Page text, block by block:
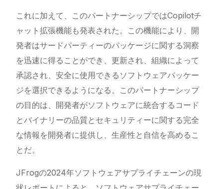
これに加えて、このパートナーシップではCopilotチ
ャット拡張機能も発表された。この機能により、開
発者はサードパーティーのパッケージに関する洞察
を迅速に得ることができ、更新され、組織によって
承認され、安全に使用できるソフトウェアパッケー
ジを選択できるようになる。このパートナーシップ
の目的は、開発者がソフトウェアに統合するコード
とバイナリーの品質とセキュリティーに関する完全
な情報を開発者に提供し、生産性と自信を高めるこ
とだ。
JFrogの2024年ソフトウェアサプライチェーンの現